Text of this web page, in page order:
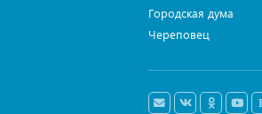
Городская дума
Череповец